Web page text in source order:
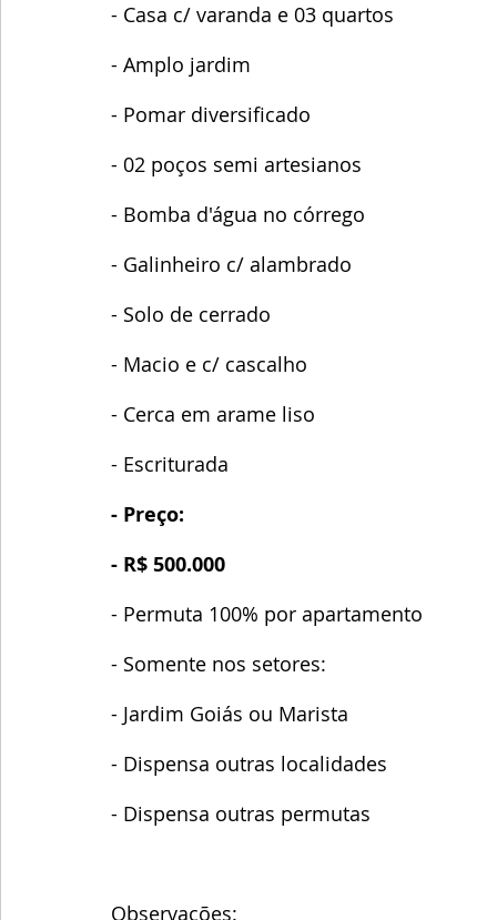
- Casa c/ varanda e 03 quartos
- Amplo jardim
- Pomar diversificado
- 02 poços semi artesianos
- Bomba d'água no córrego
- Galinheiro c/ alambrado
- Solo de cerrado
- Macio e c/ cascalho
- Cerca em arame liso
- Escriturada
- Preço:
- R$ 500.000
- Permuta 100% por apartamento
- Somente nos setores:
- Jardim Goiás ou Marista
- Dispensa outras localidades
- Dispensa outras permutas
Observações: